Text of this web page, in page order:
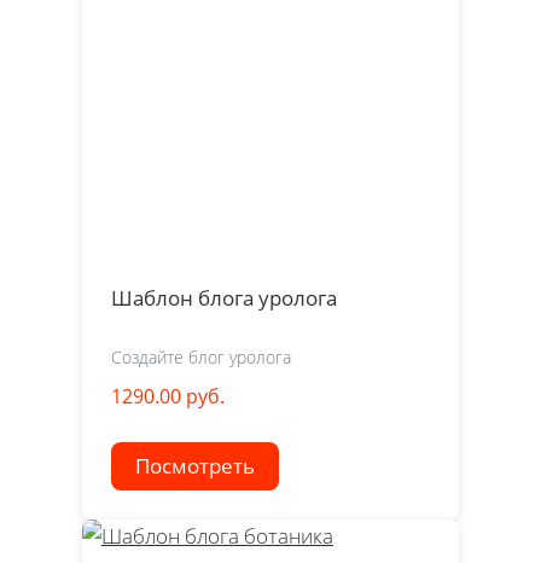
Шаблон блога уролога
Создайте блог уролога
1290.00 руб.
Посмотреть